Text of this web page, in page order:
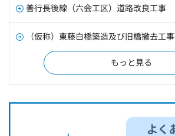
善行長後線（六会工区）道路改良工事
（仮称）東藤白橋築造及び旧橋撤去工事
もっと見る